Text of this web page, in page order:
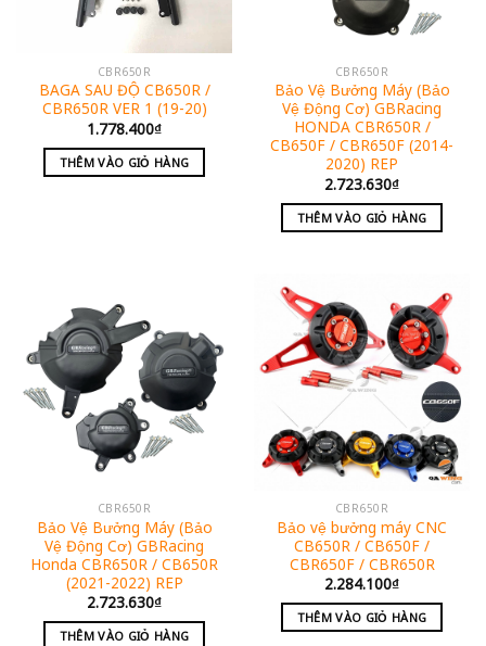
CBR650R
BAGA SAU ĐỘ CB650R /
CBR650R VER 1 (19-20)
1.778.400₫
THÊM VÀO GIỎ HÀNG
CBR650R
Bảo Vệ Bưởng Máy (Bảo
Vệ Động Cơ) GBRacing
HONDA CBR650R /
CB650F / CBR650F (2014-
2020) REP
2.723.630₫
THÊM VÀO GIỎ HÀNG
CBR650R
Bảo Vệ Bưởng Máy (Bảo
Vệ Động Cơ) GBRacing
Honda CBR650R / CB650R
(2021-2022) REP
2.723.630₫
THÊM VÀO GIỎ HÀNG
CBR650R
Bảo vệ bưởng máy CNC
CB650R / CB650F /
CBR650F / CBR650R
2.284.100₫
THÊM VÀO GIỎ HÀNG